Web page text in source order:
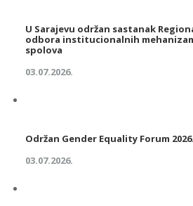
U Sarajevu održan sastanak
odbora institucionalnih
spolova
03.07.2026.
Održan Gender Equality Forum 2026.
03.07.2026.